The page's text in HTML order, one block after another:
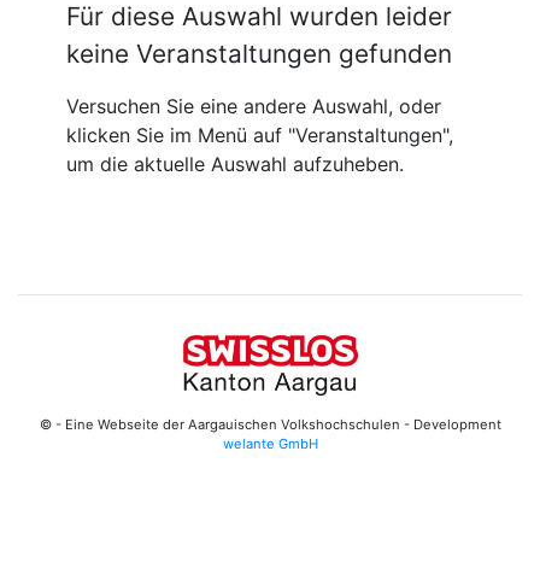
Für diese Auswahl wurden leider
keine Veranstaltungen gefunden
Versuchen Sie eine andere Auswahl, oder
klicken Sie im Menü auf "Veranstaltungen",
um die aktuelle Auswahl aufzuheben.
© - Eine Webseite der Aargauischen Volkshochschulen - Development
welante GmbH